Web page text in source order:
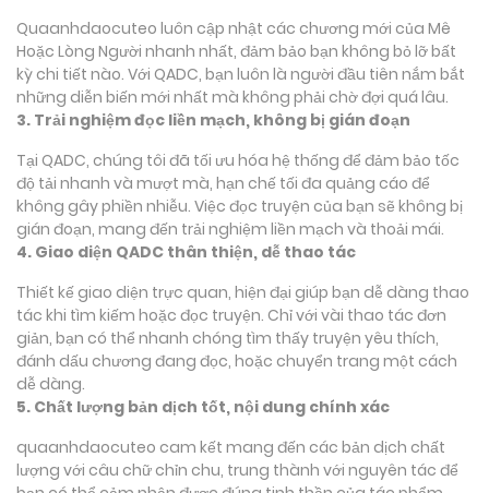
Quaanhdaocuteo luôn cập nhật các chương mới của Mê
Hoặc Lòng Người nhanh nhất, đảm bảo bạn không bỏ lỡ bất
kỳ chi tiết nào. Với QADC, bạn luôn là người đầu tiên nắm bắt
những diễn biến mới nhất mà không phải chờ đợi quá lâu.
3. Trải nghiệm đọc liền mạch, không bị gián đoạn
Tại QADC, chúng tôi đã tối ưu hóa hệ thống để đảm bảo tốc
độ tải nhanh và mượt mà, hạn chế tối đa quảng cáo để
không gây phiền nhiễu. Việc đọc truyện của bạn sẽ không bị
gián đoạn, mang đến trải nghiệm liền mạch và thoải mái.
4. Giao diện QADC thân thiện, dễ thao tác
Thiết kế giao diện trực quan, hiện đại giúp bạn dễ dàng thao
tác khi tìm kiếm hoặc đọc truyện. Chỉ với vài thao tác đơn
giản, bạn có thể nhanh chóng tìm thấy truyện yêu thích,
đánh dấu chương đang đọc, hoặc chuyển trang một cách
dễ dàng.
5. Chất lượng bản dịch tốt, nội dung chính xác
quaanhdaocuteo cam kết mang đến các bản dịch chất
lượng với câu chữ chỉn chu, trung thành với nguyên tác để